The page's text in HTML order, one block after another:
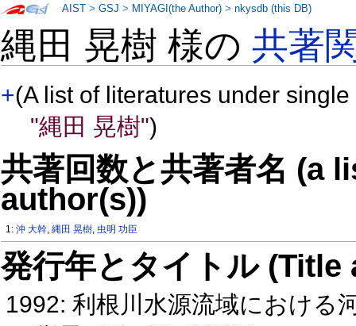
縄田 晃樹 様の共著
+(A list of literatures under
"縄田 晃樹")
共著回数と共著者名 (a
author(s))
1:沖 大幹,縄田 晃樹, 虫明 功臣
発行年とタイトル
1992: 利根川水源流域における
AIST >GSJ > MIYAGI(the Author) >nkysdb (this DB)